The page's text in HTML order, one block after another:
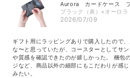
Aurora カードケース ブ
ブラック（表）×オーロラ
2026/07/09
ギフト用にラッピングありで購入したので
な〜と思っていたが、コースターとしてサ
や質感を確認できたのが嬉しかった。 梱包
ジなど、商品以外の細部にもこだわりが感
みたい。